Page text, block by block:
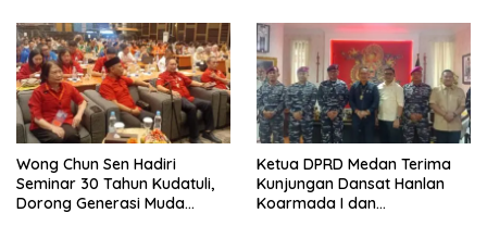
Wong Chun Sen Hadiri
Seminar 30 Tahun Kudatuli,
Dorong Generasi Muda
Ketua DPRD Medan Terima
Kunjungan Dansat Hanlan
Koarmada I dan